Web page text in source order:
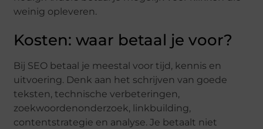
weinig opleveren.
Kosten: waar betaal je voor?
Bij SEO betaal je meestal voor tijd, kennis en
uitvoering. Denk aan het schrijven van goede
teksten, technische verbeteringen,
zoekwoordenonderzoek, linkbuilding,
contentstrategie en analyse. Je betaalt niet